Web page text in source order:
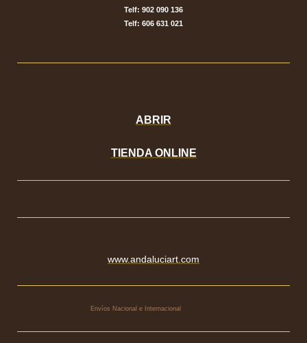
Telf: 902 090 136
Telf: 606 631 021
ABRIR
TIENDA ONLINE
www.andaluciart.com
Envíos Nacional e Internacional